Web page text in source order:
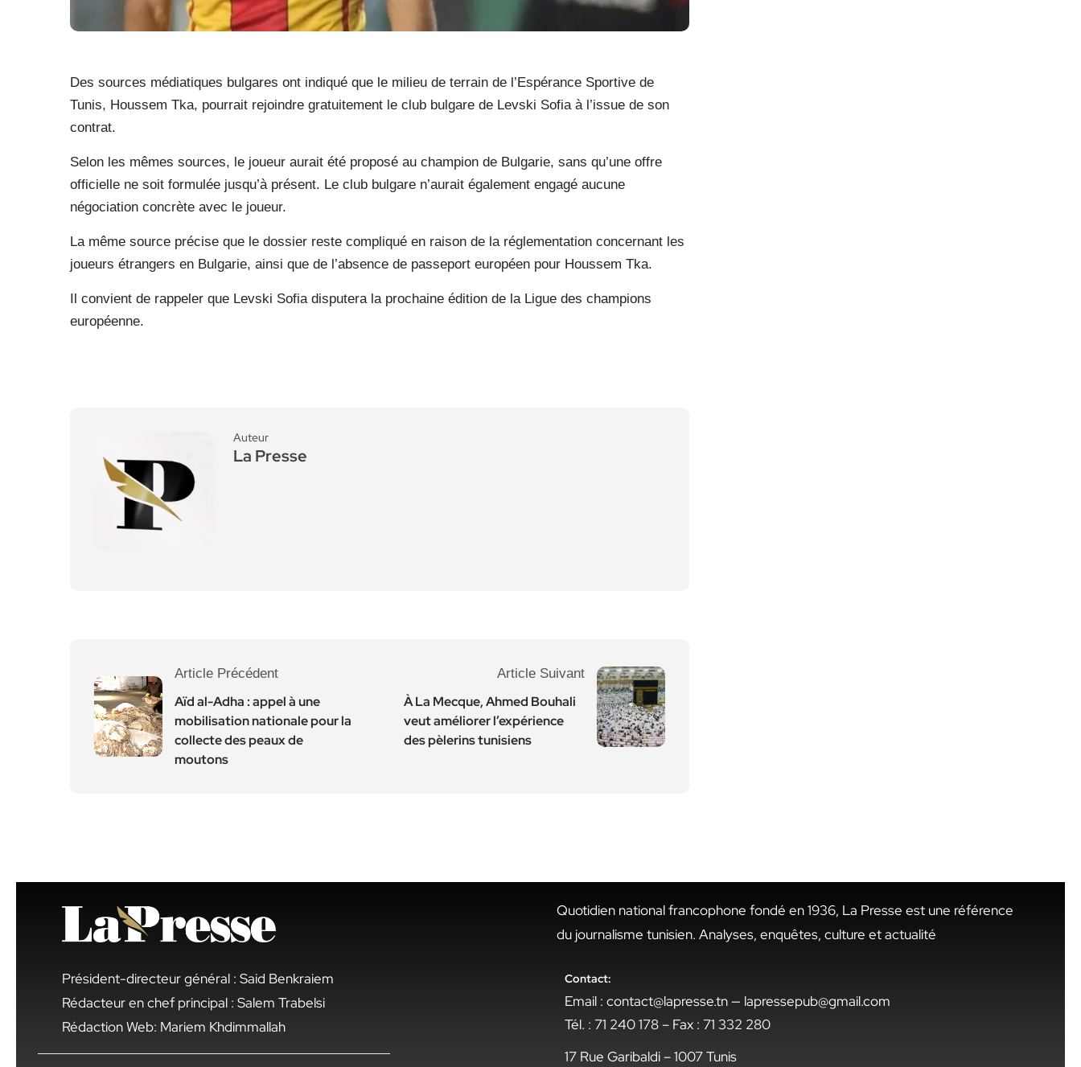
Des sources médiatiques bulgares ont indiqué que le milieu de terrain de l’Espérance Sportive de
Tunis, Houssem Tka, pourrait rejoindre gratuitement le club bulgare de Levski Sofia à l’issue de son
contrat.
Selon les mêmes sources, le joueur aurait été proposé au champion de Bulgarie, sans qu’une offre
officielle ne soit formulée jusqu’à présent. Le club bulgare n’aurait également engagé aucune
négociation concrète avec le joueur.
La même source précise que le dossier reste compliqué en raison de la réglementation concernant les
joueurs étrangers en Bulgarie, ainsi que de l’absence de passeport européen pour Houssem Tka.
Il convient de rappeler que Levski Sofia disputera la prochaine édition de la Ligue des champions
européenne.
Auteur
La Presse
Article Précédent
Aïd al-Adha : appel à une
mobilisation nationale pour la
collecte des peaux de
moutons
Article Suivant
À La Mecque, Ahmed Bouhali
veut améliorer l’expérience
des pèlerins tunisiens
Président-directeur général : Said Benkraiem
Rédacteur en chef principal : Salem Trabelsi
Rédaction Web: Mariem Khdimmallah
Quotidien national francophone fondé en 1936, La Presse est une référence
du journalisme tunisien. Analyses, enquêtes, culture et actualité
Contact:
Email : contact@lapresse.tn — lapressepub@gmail.com
Tél. : 71 240 178 – Fax : 71 332 280
17 Rue Garibaldi – 1007 Tunis